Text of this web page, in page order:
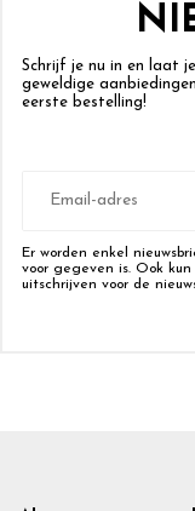
Schrijf je nu in en laat
geweldige
eerste bestelling!
mailadres
Er worden enkel
voor gegeven is. Ook
uitschrijven voor de